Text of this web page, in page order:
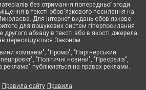
без отримання попередньої згоди
в тексті обов'язкового посилання на
Для інтернет-видань обов'язкове
для пошукових систем гіперпосилання
другого абзацу в тексті або в якості джерела.
переслідується Законом.
компаній", "Промо", "Партнерський
"Політичні новини", "Пресреліз",
реклама" публікуються на правах реклами.
Правила сайту Правила